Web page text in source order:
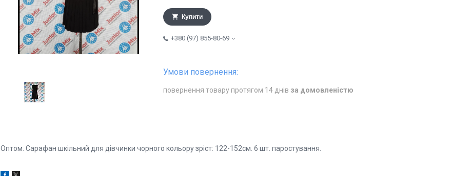
Купити
+380 (97) 855-80-69
повернення товару протягом 14 днів за домовленістю
Оптом. Сарафан шкільний для дівчинки чорного кольору зріст: 122-152см. 6 шт. паростування.